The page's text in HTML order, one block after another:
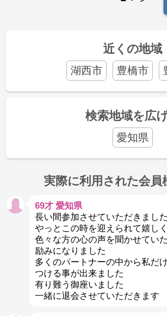
近くの地域
湖西市 豊橋市
検索地域を広
愛知県
実際に利用された会員
69才 愛知県
長い間参加させていただきました
やっとこの時を迎えられて嬉し
色々な方の心の声を聞かせてい
励みになりました
多くのパートナーの中から私だ
つける事が出来ました
有り難う御座いました
一緒に退会させていただきます